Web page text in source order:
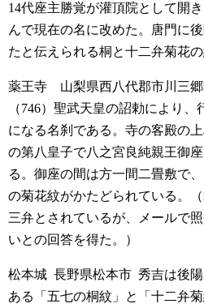
14代座主勝覚が灌頂院として開
んで現在の名に改めた。唐門に
たと伝えられる桐と十二弁菊花の
薬王寺 山梨県西八代郡市川三
（746）聖武天皇の詔勅により
になる名刹である。寺の客殿の
の第八皇子で八之宮良純親王御
る。御座の間は方一間二畳敷で
の菊花紋がかたどられている。
三弁とされているが、メールで
いとの回答を得た。）
松本城 長野県松本市 秀吉は後
ある「五七の桐紋」と「十二弁